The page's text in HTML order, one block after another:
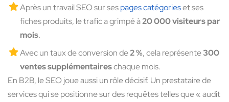
Après un travail SEO sur sespages catégorieset ses
fiches produits, le trafic a grimpé à20 000 visiteurs par
mois.
Avec un taux de conversion de2 %, cela représente300
ventes supplémentaireschaque mois.
En B2B, le SEO joue aussi un rôle décisif. Un prestataire de
services qui se positionne sur des requêtes telles que « audit